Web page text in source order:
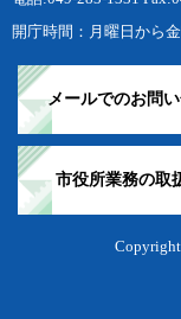
開庁時間：月曜日から
メールでのお問
市役所業務の取